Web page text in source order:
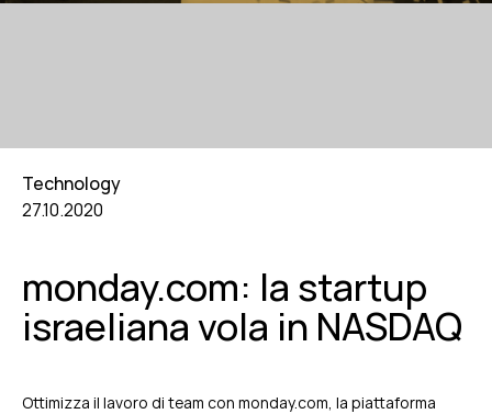
Technology
27.10.2020
monday.com: la startup
israeliana vola in NASDAQ
Ottimizza il lavoro di team con monday.com, la piattaforma